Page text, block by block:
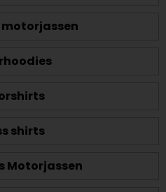
shirts
Motorjassen